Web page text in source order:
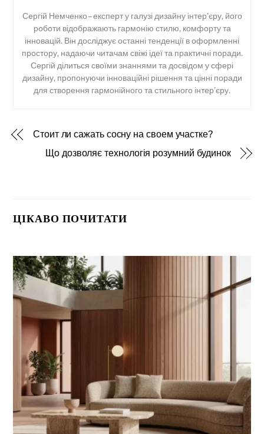
Сергій Немченко – експерт у галузі дизайну інтер’єру, його
роботи відображають гармонію стилю, комфорту та
інновацій. Він досліджує останні тенденції в оформленні
простору, надаючи читачам свіжі ідеї та практичні поради.
Сергій ділиться своїми знаннями та досвідом у сфері
дизайну, пропонуючи інноваційні рішення та цінні поради
для створення гармонійного та стильного інтер’єру.
Стоит ли сажать сосну на своем участке?
Що дозволяє технологія розумний будинок
ЦІКАВО ПОЧИТАТИ